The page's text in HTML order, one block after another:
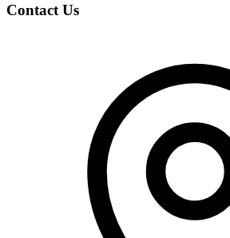
Contact Us